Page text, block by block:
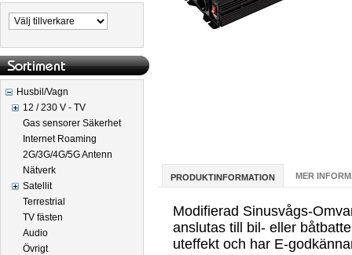
Husbil/Vagn
12 / 230 V - TV
Gas sensorer Säkerhet
Internet Roaming
2G/3G/4G/5G Antenn
Nätverk
Satellit
Terrestrial
TV fästen
Audio
Övrigt
PRODUKTINFORMATION MER
Modifierad Sinusvågs-
anslutas till bil- eller
uteffekt och har E-